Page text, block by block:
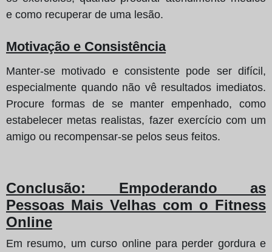
e como recuperar de uma lesão.
Motivação e Consistência
Manter-se motivado e consistente pode ser difícil,
especialmente quando não vê resultados imediatos.
Procure formas de se manter empenhado, como
estabelecer metas realistas, fazer exercício com um
amigo ou recompensar-se pelos seus feitos.
Conclusão: Empoderando as
Pessoas Mais Velhas com o Fitness
Online
Em resumo, um curso online para perder gordura e